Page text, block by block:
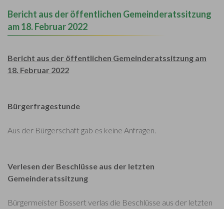
Bericht aus der öffentlichen Gemeinderatssitzung
am 18. Februar 2022
Bericht aus der öffentlichen Gemeinderatssitzung am
18. Februar 2022
Bürgerfragestunde
Aus der Bürgerschaft gab es keine Anfragen.
Verlesen der Beschlüsse aus der letzten
Gemeinderatssitzung
Bürgermeister Bossert verlas die Beschlüsse aus der letzten